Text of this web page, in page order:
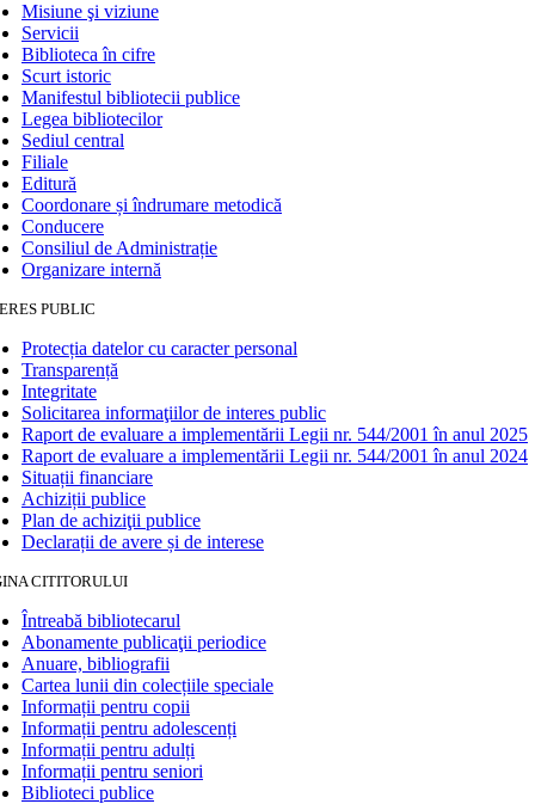
Misiune şi viziune
Servicii
Biblioteca în cifre
Scurt istoric
Manifestul bibliotecii publice
Legea bibliotecilor
Sediul central
Filiale
Editură
Coordonare și îndrumare metodică
Conducere
Consiliul de Administrație
Organizare internă
PUBLIC
Protecția datelor cu caracter personal
Transparență
Integritate
Solicitarea informaţiilor de interes public
Raport de evaluare a implementării Legii nr. 544/2001 în anul 2025
Raport de evaluare a implementării Legii nr. 544/2001 în anul 2024
Situații financiare
Achiziții publice
Plan de achiziţii publice
Declarații de avere și de interese
CITITORULUI
Întreabă bibliotecarul
Abonamente publicaţii periodice
Anuare, bibliografii
Cartea lunii din colecțiile speciale
Informații pentru copii
Informații pentru adolescenți
Informații pentru adulți
Informații pentru seniori
Biblioteci publice